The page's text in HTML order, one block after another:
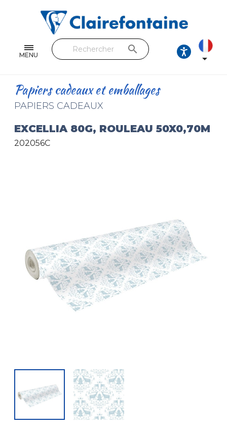
MENU
Feuilles & Copies
Beaux-arts & Dessin
Loisirs créatifs
Cuir & trousses
search

Papiers cadeaux et emballages
PAPIERS CADEAUX
EXCELLIA 80G, ROULEAU 50X0,70M
202056C